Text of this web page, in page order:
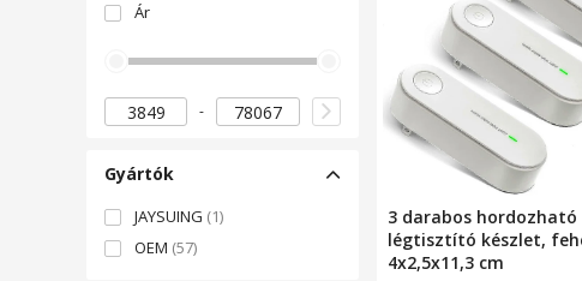
Ár
Gyártók
JAYSUING (1)
OEM (57)
3 darabos hordozható
légtisztító készlet,
4x2,5x11,3 cm